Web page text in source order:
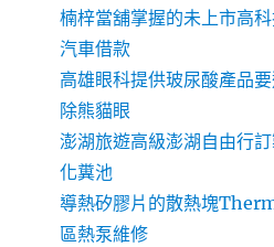
楠梓當舖掌握的未上市高
汽車借款
高雄眼科提供玻尿酸產品
除熊貓眼
澎湖旅遊高級澎湖自由行
化糞池
導熱矽膠片的散熱塊
區熱泵維修